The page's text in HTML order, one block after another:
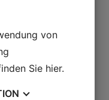
Legends
von
Sie hier.